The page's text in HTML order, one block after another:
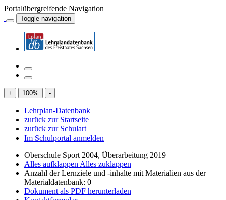
Portalübergreifende Navigation
Toggle navigation
+ 100% -
Lehrplan-Datenbank
zurück zur Startseite
zurück zur Schulart
Im Schulportal anmelden
Oberschule Sport 2004, Überarbeitung 2019
Alles aufklappen Alles zuklappen
Anzahl der Lernziele und -inhalte mit Materialien aus der
Materialdatenbank: 0
Dokument als PDF herunterladen